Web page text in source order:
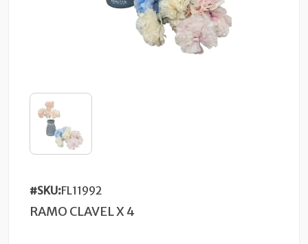
#SKU:FL11992
RAMO CLAVEL X 4